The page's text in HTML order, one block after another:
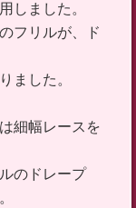
しました。
フリルが、ド
ました。
細幅レースを
のドレープ